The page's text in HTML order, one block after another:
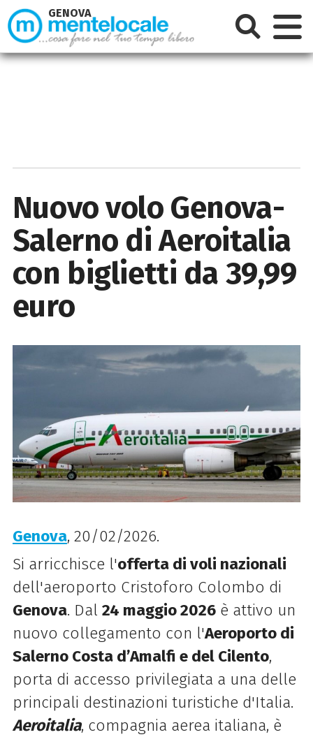
Nuovo volo Genova-
Salerno di Aeroitalia
con biglietti da 39,99
euro
Genova, 20/02/2026.
Si arricchisce l'offerta di voli nazionali
dell'aeroporto Cristoforo Colombo di
Genova. Dal 24 maggio 2026è attivo un
nuovo collegamento con l'Aeroporto di
Salerno Costa d’Amalfi e del Cilento,
porta di accesso privilegiata a una delle
principali destinazioni turistiche d'Italia.
Aeroitalia, compagnia aerea italiana, è
GENOVA